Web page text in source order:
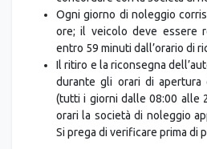
entro 59 minuti dall’orario di
Il ritiro e la riconsegna
durante gli orari di apertura
(tutti i giorni dalle 08:00 alle
orari la società di noleggio
Si prega di verificare prima di
Termini e condizioni noleggio
LA TARIFFA INCLUDE: